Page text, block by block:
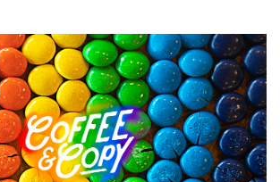
Cultura
Contacto